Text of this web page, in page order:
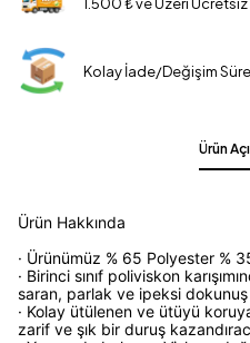
1.500 ₺ ve Üzeri
Kolay İade/Değişim
Ürün
Ürün Hakkında
· Ürünümüz % 65 Polyester %
· Birinci sınıf poliviskon
saran, parlak ve ipeksi
· Kolay ütülenen ve ütüyü
zarif ve şık bir duruş